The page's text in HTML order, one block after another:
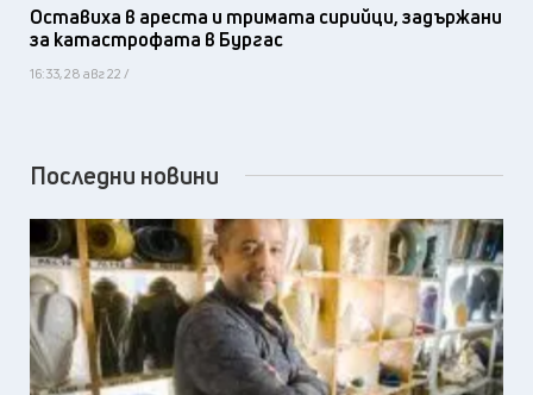
Оставиха в ареста и тримата сирийци, задържани
за катастрофата в Бургас
16:33, 28 авг 22 /
Последни новини